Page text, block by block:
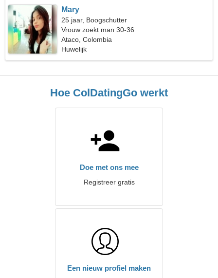
Mary
25 jaar, Boogschutter
Vrouw zoekt man 30-36
Ataco, Colombia
Huwelijk
Hoe ColDatingGo werkt
Doe met ons mee
Registreer gratis
Een nieuw profiel maken